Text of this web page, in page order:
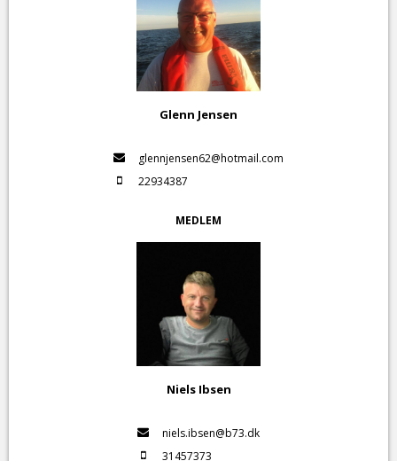
Glenn Jensen
glennjensen62@hotmail.com
22934387
MEDLEM
Niels Ibsen
niels.ibsen@b73.dk
31457373